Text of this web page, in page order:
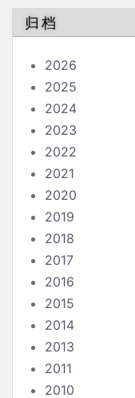
归档
2026
2025
2024
2023
2022
2021
2020
2019
2018
2017
2016
2015
2014
2013
2011
2010